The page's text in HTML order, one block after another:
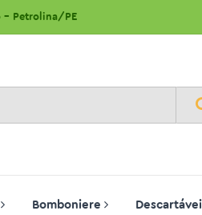
- Petrolina/PE
Bomboniere